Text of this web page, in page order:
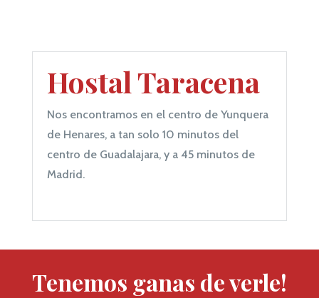
Hostal Taracena
Nos encontramos en el centro de Yunquera
de Henares, a tan solo 10 minutos del
centro de Guadalajara, y a 45 minutos de
Madrid.
Tenemos ganas de verle!